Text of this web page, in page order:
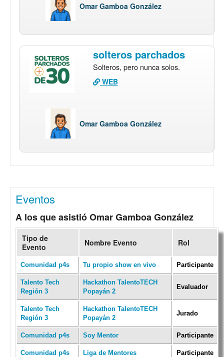
Omar Gamboa González
solteros parchados
Solteros, pero nunca solos.
WEB
Omar Gamboa González
Eventos
A los que asistió Omar Gamboa González
Tipo de
Evento
Nombre Evento Rol
Comunidad p4s Tu propio show en vivo Participante
Talento Tech
Región 3
Hackathon TalentoTECH
Popayán 2
Evaluador
Talento Tech
Región 3
Hackathon TalentoTECH
Popayán 2
Jurado
Comunidad p4s Soy Mentor Participante
Comunidad p4s Liga de Mentores Participante